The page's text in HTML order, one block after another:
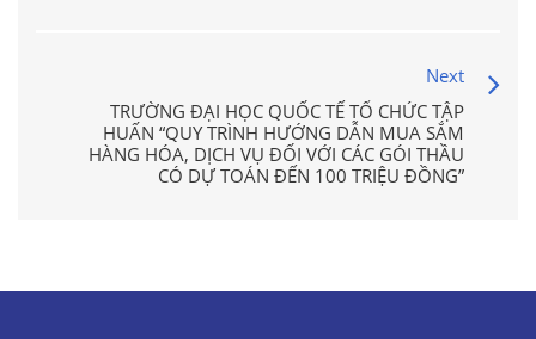
Next
TRƯỜNG ĐẠI HỌC QUỐC TẾ TỔ CHỨC TẬP
HUẤN “QUY TRÌNH HƯỚNG DẪN MUA SẮM
HÀNG HÓA, DỊCH VỤ ĐỐI VỚI CÁC GÓI THẦU
CÓ DỰ TOÁN ĐẾN 100 TRIỆU ĐỒNG”